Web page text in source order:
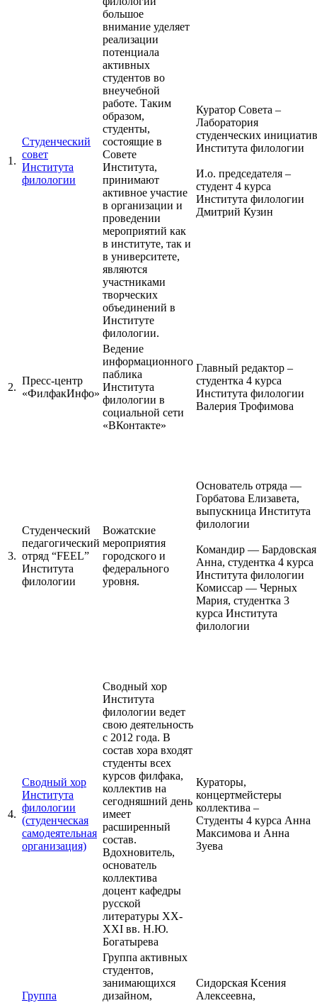
1.
Студенческий
совет
Института
филологии
большое
внимание уделяет
реализации
потенциала
активных
студентов во
внеучебной
работе. Таким
образом,
студенты,
состоящие в
Совете
Института,
принимают
активное участие
в организации и
проведении
мероприятий как
в институте, так и
в университете,
являются
участниками
творческих
объединений в
Институте
филологии.
Куратор Совета –
Лаборатория
студенческих инициатив
Института филологии
И.о. председателя –
студент 4 курса
Института филологии
Дмитрий Кузин
2.
Пресс-центр
«ФилфакИнфо»
Ведение
информационного
паблика
Института
филологии в
социальной сети
«ВКонтакте»
Главный редактор –
студентка 4 курса
Института филологии
Валерия Трофимова
3.
Студенческий
педагогический
отряд “FEEL”
Института
филологии
Вожатские
мероприятия
городского и
федерального
уровня.
Основатель отряда —
Горбатова Елизавета,
выпускница Института
филологии
Командир — Бардовская
Анна, студентка 4 курса
Института филологии
Комиссар — Черных
Мария, студентка 3
курса Института
филологии
4.
Сводный хор
Института
филологии
(студенческая
самодеятельная
организация)
Сводный хор
Института
филологии ведет
свою деятельность
с 2012 года. В
состав хора входят
студенты всех
курсов филфака,
коллектив на
сегодняшний день
имеет
расширенный
состав.
Вдохновитель,
основатель
коллектива
доцент кафедры
русской
литературы XX-
XXI вв. Н.Ю.
Богатырева
Кураторы,
концертмейстеры
коллектива –
Студенты 4 курса Анна
Максимова и Анна
Зуева
Группа
Группа активных
студентов,
занимающихся
дизайном,
Сидорская Ксения
Алексеевна,